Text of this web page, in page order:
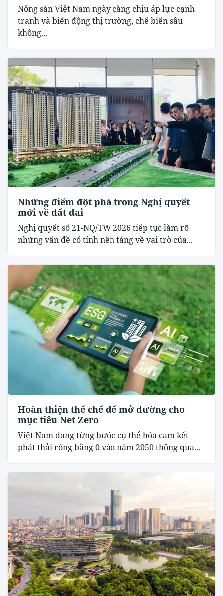
Nông sản Việt Nam ngày càng chịu áp lực cạnh
tranh và biến động thị trường, chế biến sâu
không...
Những điểm đột phá trong Nghị quyết
mới về đất đai
Nghị quyết số 21-NQ/TW 2026 tiếp tục làm rõ
những vấn đề có tính nền tảng về vai trò của...
Hoàn thiện thể chế để mở đường cho
mục tiêu Net Zero
Việt Nam đang từng bước cụ thể hóa cam kết
phát thải ròng bằng 0 vào năm 2050 thông qua...